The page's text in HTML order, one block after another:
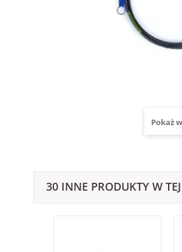
Pokaż
30 INNE PRODUKTY W